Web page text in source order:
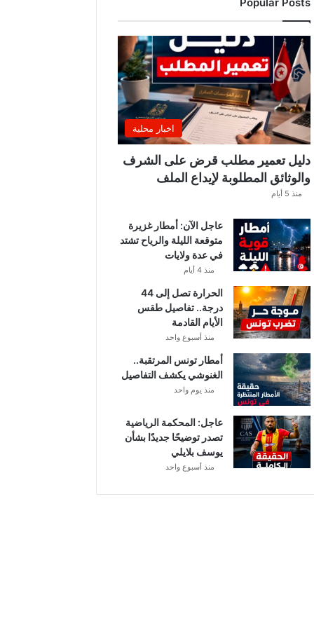
اخبار محلية
دليل تعمير مطلب قرض على الشرف
والوثائق المطلوبة لإيداع الملف
منذ 5 أيام
عاجل الآن: أمطار غزيرة
متوقعة الليلة والرياح تشتد
في عدة ولايات
منذ 4 أيام
الحرارة تصل إلى 44
درجة.. تفاصيل طقس
الأيام القادمة
منذ أسبوع واحد
أمطار تونس المرتقبة..
الغنوشي يكشف التفاصيل
منذ يوم واحد
عاجل: المحكمة الرياضية
تصدر توضيحًا جديدًا بشأن
يوسف بلايلي
منذ أسبوع واحد